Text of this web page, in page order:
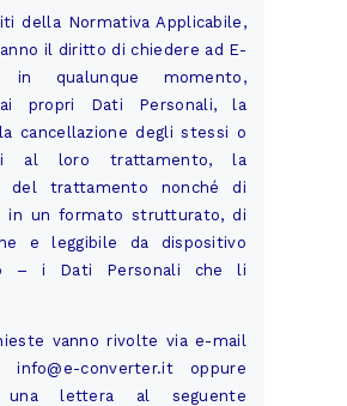
della Normativa Applicabile,
il diritto di chiedere ad E-
in qualunque momento,
ai propri Dati Personali, la
cancellazione degli stessi o
al loro trattamento, la
del trattamento nonché di
in un formato strutturato, di
e leggibile da dispositivo
– i Dati Personali che li
vanno rivolte via e-mail
info@e-converter.itoppure
una lettera al seguente